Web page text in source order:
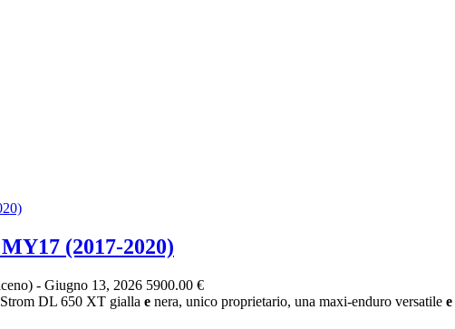
(2017-2020)
- Giugno 13, 2026 5900.00 €
DL 650 XT gialla e nera, unico proprietario, una maxi-enduro versatile e